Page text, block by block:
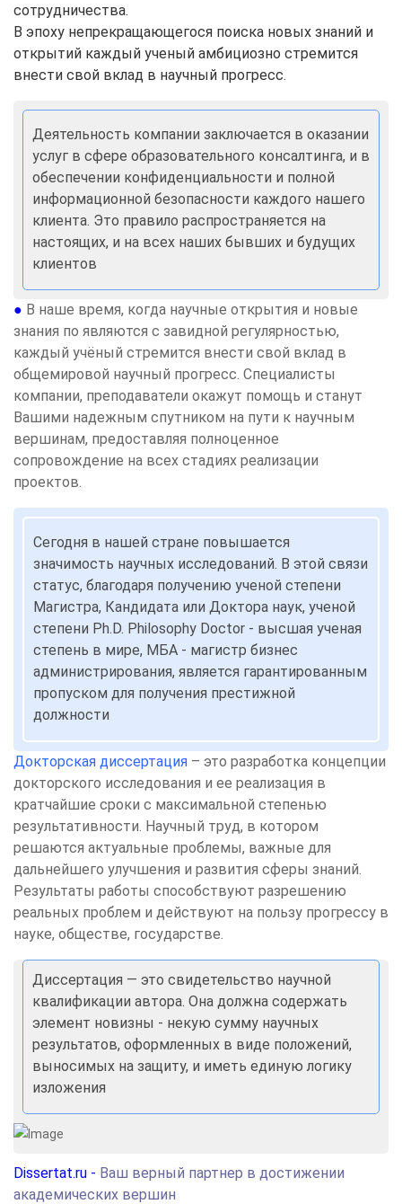
сотрудничества.
В эпоху непрекращающегося поиска новых знаний и
открытий каждый ученый амбициозно стремится
внести свой вклад в научный прогресс.
Деятельность компании заключается в оказании
услуг в сфере образовательного консалтинга, и в
обеспечении конфиденциальности и полной
информационной безопасности каждого нашего
клиента. Это правило распространяется на
настоящих, и на всех наших бывших и будущих
клиентов
● В наше время, когда научные открытия и новые
знания по являются с завидной регулярностью,
каждый учёный стремится внести свой вклад в
общемировой научный прогресс. Специалисты
компании, преподаватели окажут помощь и станут
Вашими надежным спутником на пути к научным
вершинам, предоставляя полноценное
сопровождение на всех стадиях реализации
проектов.
Сегодня в нашей стране повышается
значимость научных исследований. В этой связи
статус, благодаря получению ученой степени
Магистра, Кандидата или Доктора наук, ученой
степени Ph.D. Philosophy Doctor - высшая ученая
степень в мире, МБА - магистр бизнес
администрирования, является гарантированным
пропуском для получения престижной
должности
Докторская диссертация – это разработка концепции
докторского исследования и ее реализация в
кратчайшие сроки с максимальной степенью
результативности. Научный труд, в котором
решаются актуальные проблемы, важные для
дальнейшего улучшения и развития сферы знаний.
Результаты работы способствуют разрешению
реальных проблем и действуют на пользу прогрессу в
науке, обществе, государстве.
Диссертация — это свидетельство научной
квалификации автора. Она должна содержать
элемент новизны - некую сумму научных
результатов, оформленных в виде положений,
выносимых на защиту, и иметь единую логику
изложения
Dissertat.ru - Ваш верный партнер в достижении
академических вершин